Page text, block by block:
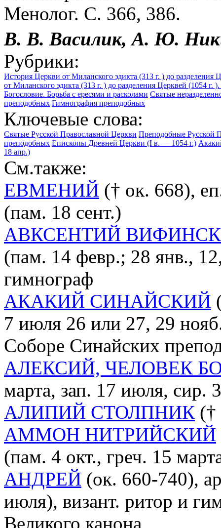
Менолог. С. 366, 386.
В. В. Василик, А. Ю.
Рубрики:
История Церкви от Миланского эдикта (313 г. ) до
от Миланского эдикта (313 г. ) до разделения Церквей (1054
Богословие. Борьба с ересями и расколами Святые
преподобных Гимнография преподобных
Ключевые слова:
Святые Русской Православной Церкви Преподобные Русской
преподобных Епископы Древней Церкви (I в. — 1054 г.)
18 апр.)
См.также:
ЕВМЕНИЙ († ок. 668),
(пам. 18 сент.)
АВКСЕНТИЙ
(пам. 14 февр.; 28 янв.,
гимнограф
АКАКИЙ СИНАЙСКИЙ
7 июля 26 или 27, 29
Соборе Синайских
АЛЕКСИЙ, ЧЕЛОВЕК
марта, зап. 17 июля, сир.
АЛИПИЙ СТОЛПНИК (†
АММОН НИТРИЙСКИЙ
(пам. 4 окт., греч. 15
АНДРЕЙ (ок. 660-740),
июля), визант. ритор и
Великого канона